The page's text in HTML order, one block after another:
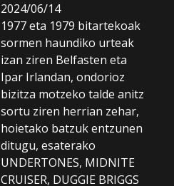
2024/06/14
1977 eta 1979 bitartekoak
sormen haundiko urteak
izan ziren Belfasten eta
Ipar Irlandan, ondorioz
bizitza motzeko talde anitz
sortu ziren herrian zehar,
hoietako batzuk entzunen
ditugu, esaterako
UNDERTONES, MIDNITE
CRUISER, DUGGIE BRIGGS